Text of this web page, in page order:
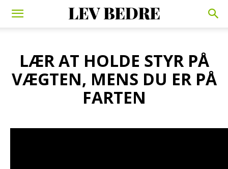
LÆR AT HOLDE STYR PÅ
VÆGTEN, MENS DU ER PÅ
FARTEN